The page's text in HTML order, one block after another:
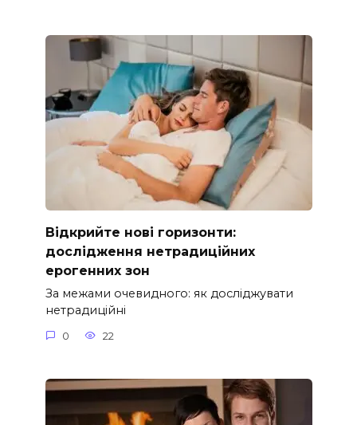
Відкрийте нові горизонти:
дослідження нетрадиційних
ерогенних зон
За межами очевидного: як досліджувати
нетрадиційні
0 22